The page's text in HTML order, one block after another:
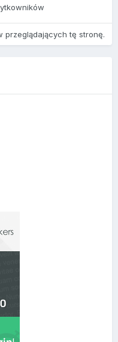
przeglądających tę stronę.